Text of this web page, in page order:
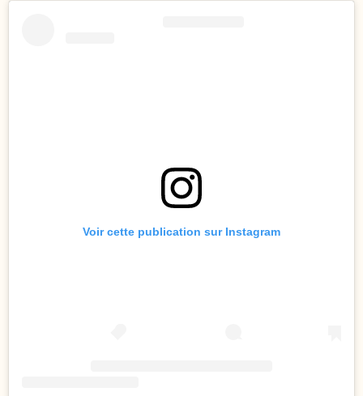
Voir cette publication sur Instagram